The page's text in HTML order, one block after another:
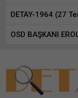
DETAY-1964 (27
OSD BAŞKANI